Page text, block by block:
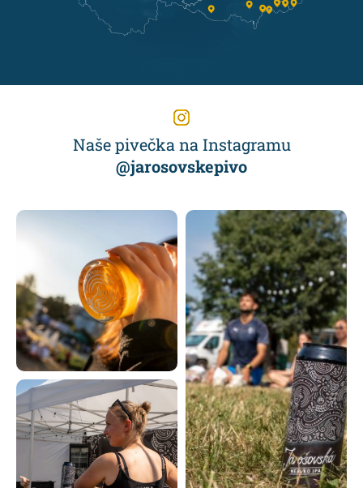
Naše pivečka na Instagramu
@jarosovskepivo